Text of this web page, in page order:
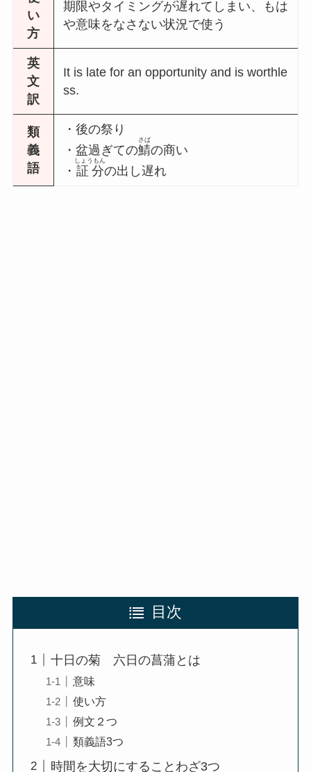
い
方
期限やタイミングが遅れてしまい、もは
や意味をなさない状況で使う
英
文
訳
It is late for an opportunity and is worthle
ss.
類
義
語
・後の祭り
・盆過ぎての鯖
さば
の商い
・ 証分
しょうもん
の出し遅れ
目次
十日の菊 六日の菖蒲とは
意味
使い方
例文２つ
類義語3つ
時間を大切にすることわざ3つ